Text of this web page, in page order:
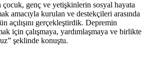
genç ve yetişkinlerin sosyal hayata
amacıyla kurulan ve destekçileri arasında
açılışını gerçekleştirdik. Depremin
için çalışmaya, yardımlaşmaya ve birlikte
şeklinde konuştu.